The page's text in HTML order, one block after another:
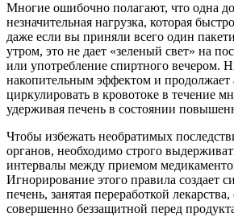
Многие ошибочно полагают, что одна
незначительная нагрузка, которая
даже если вы приняли всего один
утром, это не дает «зеленый свет» на
или употребление спиртного вечером.
накопительным эффектом и продолжает
циркулировать в кровотоке в течение
удерживая печень в состоянии
Чтобы избежать необратимых
органов, необходимо строго
интервалы между приемом
Игнорирование этого правила создает
печень, занятая переработкой лекарства,
совершенно беззащитной перед